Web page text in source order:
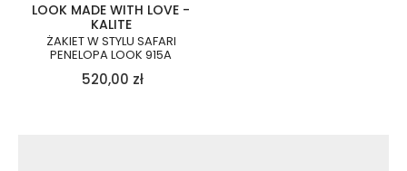
LOOK MADE WITH LOVE -
KALITE
ŻAKIET W STYLU SAFARI
PENELOPA LOOK 915A
520,00 zł